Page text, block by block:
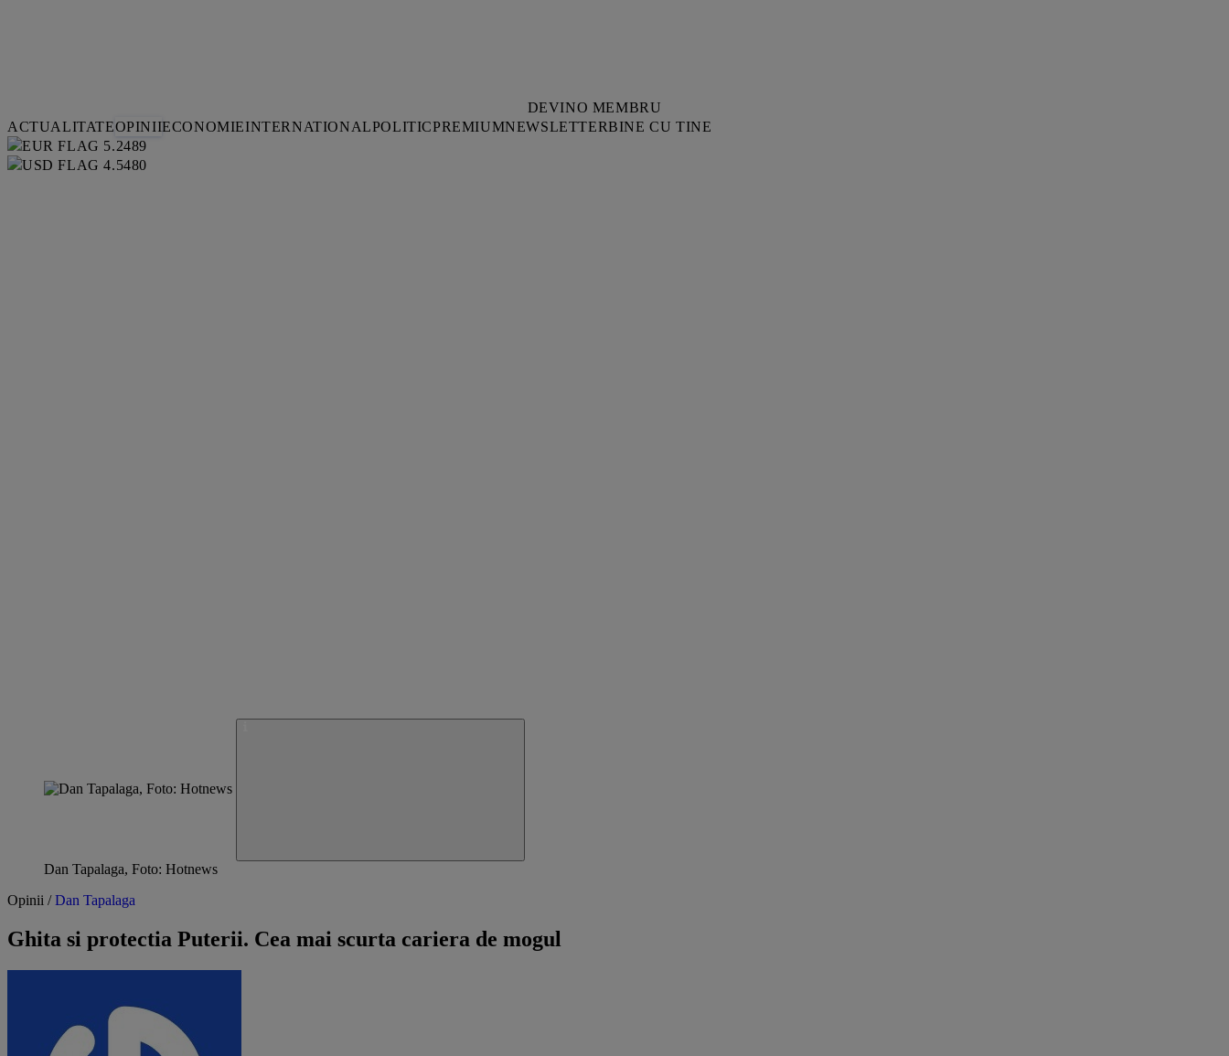
DEVINO MEMBRU
ACTUALITATEOPINIIECONOMIEINTERNATIONALPOLITICPREMIUMNEWSLETTERBINE CU TINE
5.2489
4.5480
Dan Tapalaga, Foto: Hotnews
Opinii /Dan Tapalaga
Ghita si protectia Puterii. Cea mai scurta cariera de mogul